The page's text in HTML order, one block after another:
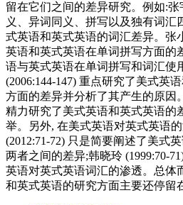
留在它们之间的差异研究。例如:张
义、异词同义、拼写以及独有词汇
式英语和英式英语的词汇差异。张
英语和英式英语在单词拼写方面的
语与英式英语在单词拼写和词汇使
(2006:144-147) 重点研究了美式英
方面的差异并分析了其产生的原因
精力研究了美式英语和英式英语的
举。另外, 在美式英语对英式英语
(2012:71-72) 只是简要阐述了美式
两者之间的差异;韩晓玲 (1999:70-
英语对英式英语词汇的渗透。总体
和英式英语的研究方面主要还停留